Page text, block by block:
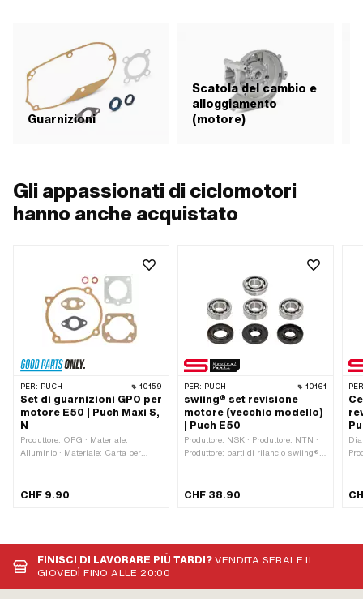
Guarnizioni
Scatola del cambio e
alloggiamento
(motore)
Gli appassionati di ciclomotori
hanno anche acquistato
PER: PUCH 10159
Set di guarnizioni GPO per
motore E50 | Puch Maxi S,
N
Produttore: OPG · Materiale:
Alluminio · Materiale: Carta per
di componenti: 7 Stk · Ø uscita
applicazione: Standard · Distanza
tra i fori di uscita: 42 mm ·
Decompressore: Sì
CHF 9.90
PER: PUCH 10161
swiing® set revisione
motore (vecchio modello)
| Puch E50
Produttore: NSK · Produttore: NTN ·
Produttore: parti di rilancio swiing® ·
CHF 38.90
FINISCI DI LAVORARE PIÙ TARDI?VENDITA SERALE IL
GIOVEDÌ FINO ALLE 20:00